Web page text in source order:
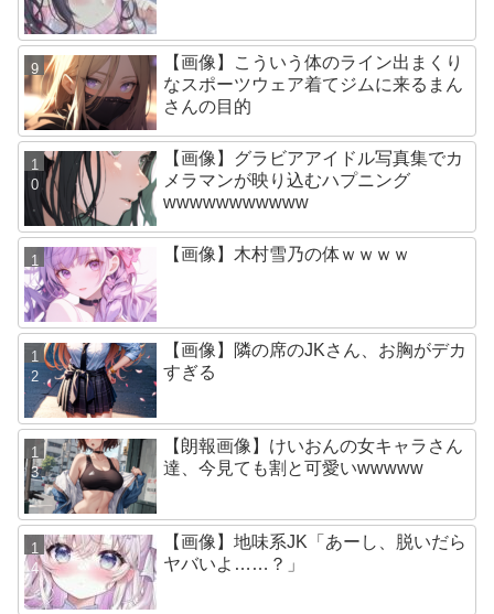
【画像】こういう体のライン出まくり
なスポーツウェア着てジムに来るまん
さんの目的
【画像】グラビアアイドル写真集でカ
メラマンが映り込むハプニング
wwwwwwwwwww
【画像】木村雪乃の体ｗｗｗｗ
【画像】隣の席のJKさん、お胸がデカ
すぎる
【朗報画像】けいおんの女キャラさん
達、今見ても割と可愛いwwwww
【画像】地味系JK「あーし、脱いだら
ヤバいよ……？」